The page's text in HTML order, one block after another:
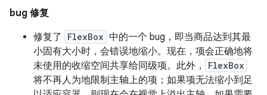
bug 修复
修复了
FlexBox 中的一个 bug，即当商品达到其最
小固有大小时，会错误地缩小。现在，项会正确地将
未使用的收缩空间共享给同级项。此外，
FlexBox
将不再人为地限制主轴上的项；如果项无法缩小到足